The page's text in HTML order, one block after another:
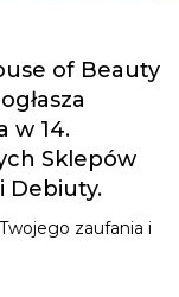
of Beauty
w 14.
Sklepów
Debiuty.
zaufania i